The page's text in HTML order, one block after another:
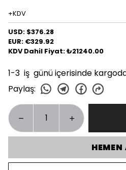
+KDV
USD: $376.28
EUR: €329.92
KDV Dahil Fiyat: ₺21240.00
1-3 iş günü içerisinde
Paylaş:
HEMEN